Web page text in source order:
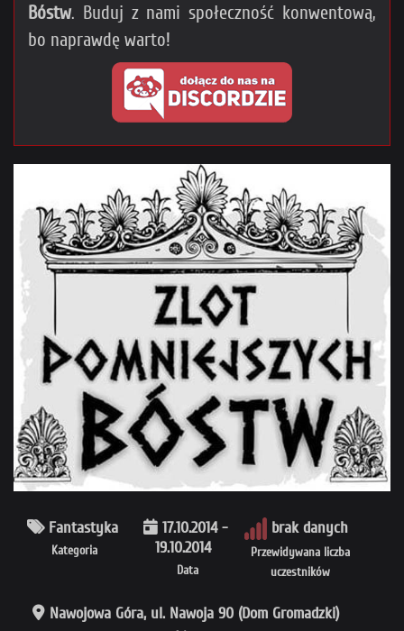
Bóstw. Buduj z nami społeczność konwentową,
bo naprawdę warto!
Kategoria
Fantastyka
Data
17.10.2014 -
19.10.2014
Przewidywana liczba
uczestników
brak danych
Nawojowa Góra, ul. Nawoja 90 (Dom Gromadzki)